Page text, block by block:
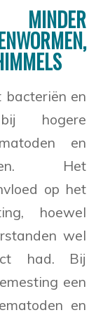
en
hogere
en
Het
op het
hoewel
wel
had. Bij
een
en